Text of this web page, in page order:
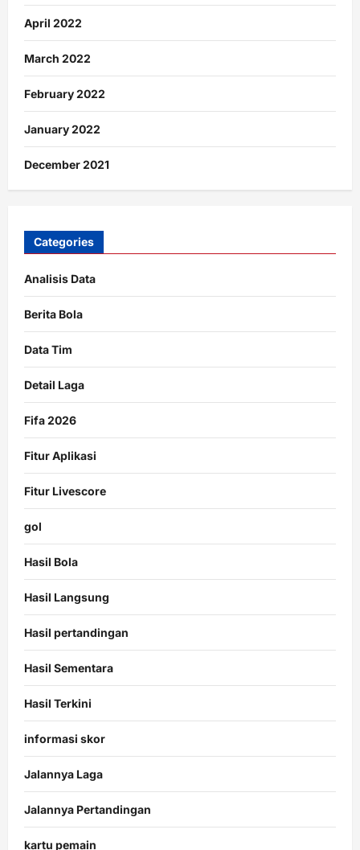
April 2022
March 2022
February 2022
January 2022
December 2021
Categories
Analisis Data
Berita Bola
Data Tim
Detail Laga
Fifa 2026
Fitur Aplikasi
Fitur Livescore
gol
Hasil Bola
Hasil Langsung
Hasil pertandingan
Hasil Sementara
Hasil Terkini
informasi skor
Jalannya Laga
Jalannya Pertandingan
kartu pemain